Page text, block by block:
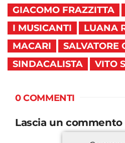
GIACOMO FRAZZITTA
I MUSICANTI
LUANA
MACARI
SALVATORE
SINDACALISTA
VITO
0 COMMENTI
Lascia un commento